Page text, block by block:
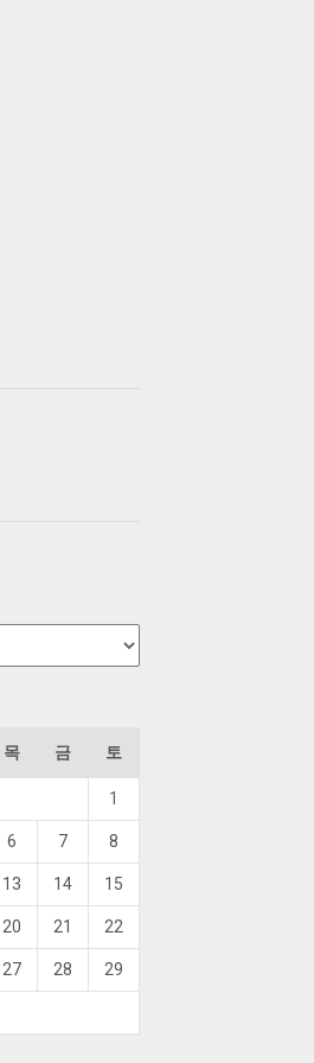
목 금 토
1
6 7 8
13 14 15
20 21 22
27 28 29